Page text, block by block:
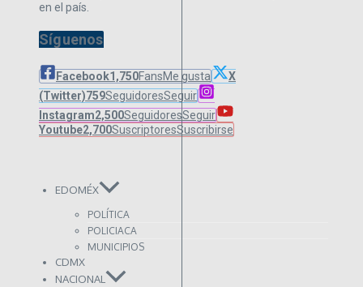
en el país.
Síguenos
Facebook1,750FansMe gusta
X
(Twitter)759SeguidoresSeguir
Instagram2,500SeguidoresSeguir
Youtube2,700SuscriptoresSuscribirse
EDOMÉX
POLÍTICA
POLICIACA
MUNICIPIOS
CDMX
NACIONAL